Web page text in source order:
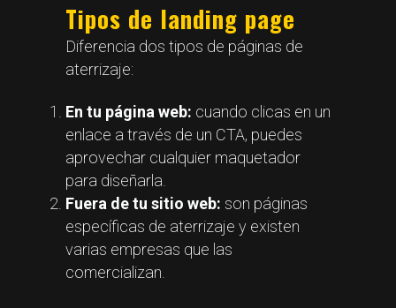
Tipos de landing page
Diferencia dos tipos de páginas de
aterrizaje:
En tu página web: cuando clicas en un
enlace a través de un CTA, puedes
aprovechar cualquier maquetador
para diseñarla.
Fuera de tu sitio web: son páginas
específicas de aterrizaje y existen
varias empresas que las
comercializan.